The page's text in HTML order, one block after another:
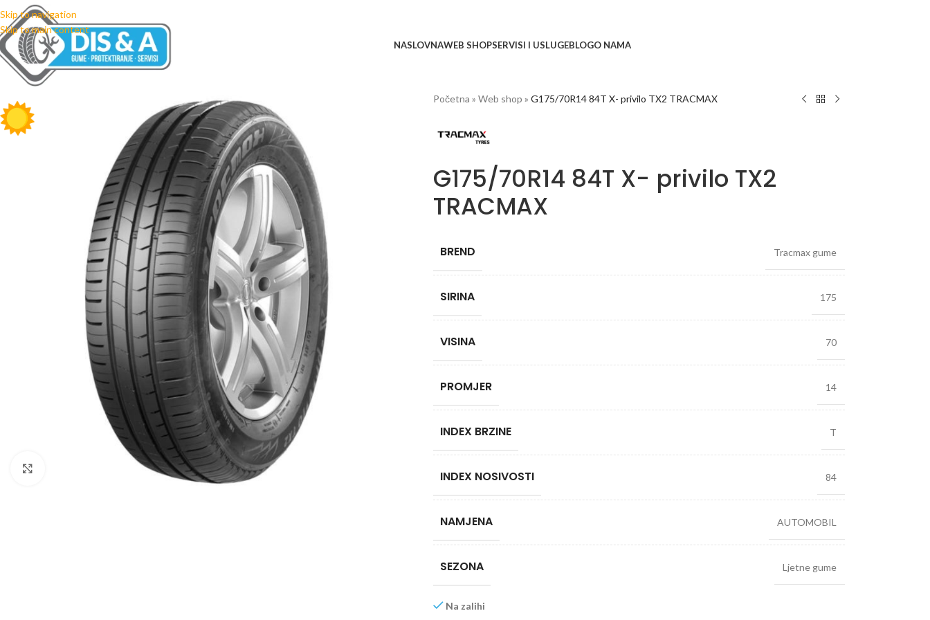
Skip to navigation
Skip to main content
NASLOVNAWEB SHOPSERVISI I USLUGEBLOGO NAMA
Početna » Web shop » G175/70R14 84T X- privilo TX2 TRACMAX
G175/70R14 84T X- privilo TX2
TRACMAX
BREND Tracmax gume
SIRINA 175
VISINA 70
PROMJER 14
INDEX BRZINE T
INDEX NOSIVOSTI 84
NAMJENA AUTOMOBIL
SEZONA Ljetne gume
Na zalihi